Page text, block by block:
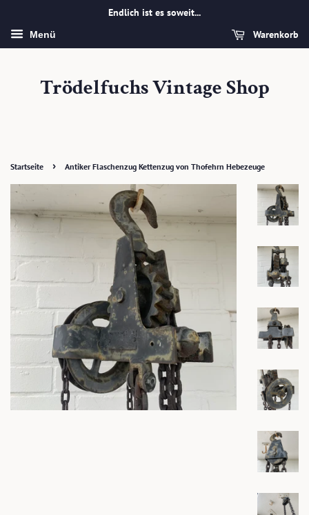
Endlich ist es soweit...
Menü Warenkorb
Trödelfuchs Vintage Shop
Startseite › Antiker Flaschenzug Kettenzug von Thofehrn Hebezeuge